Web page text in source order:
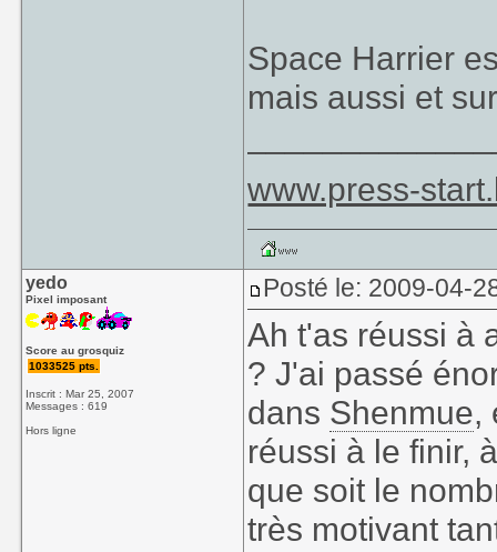
Space Harrier
mais aussi et
www.press-
yedo
Pixel imposant
Score au grosquiz
1033525 pts.
Inscrit : Mar 25, 2007
Messages : 619
Hors ligne
Posté le: 2009-04-
Ah t'as réussi à
? J'ai passé
dans Shenmue,
réussi à le finir,
que soit le
très motivant